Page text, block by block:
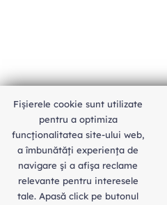
An unexpected
Fișierele cookie sunt utilizate
pentru a optimiza
funcţionalitatea site-ului web,
a îmbunătăţi experienţa de
navigare şi a afişa reclame
relevante pentru interesele
tale. Apasă click pe butonul